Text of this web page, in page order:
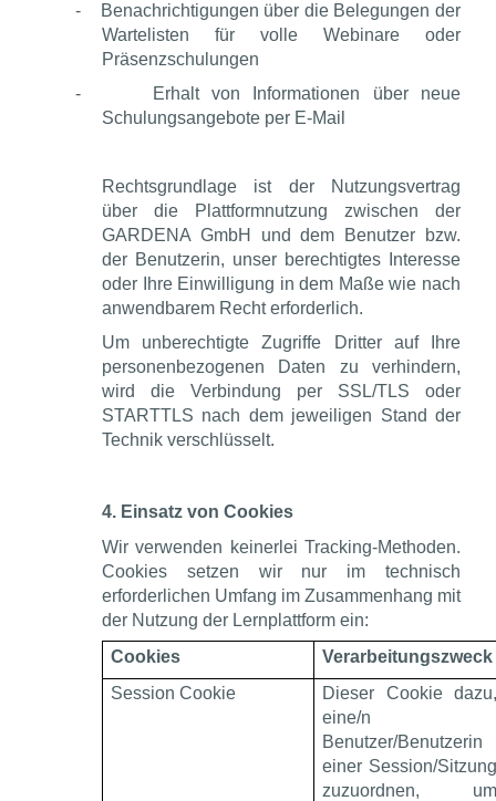
-
Benachrichtigungen über die Belegungen der
Wartelisten für volle Webinare oder
Präsenzschulungen
-
Erhalt von Informationen über neue
Schulungsangebote per E-Mail
Rechtsgrundlage ist der Nutzungsvertrag
über die Plattformnutzung zwischen der
GARDENA GmbH und dem Benutzer bzw.
der Benutzerin, unser berechtigtes Interesse
oder Ihre Einwilligung in dem Maße wie nach
anwendbarem Recht erforderlich.
Um unberechtigte Zugriffe Dritter auf Ihre
personenbezogenen Daten zu verhindern,
wird die Verbindung per SSL/TLS oder
STARTTLS nach dem jeweiligen Stand der
Technik verschlüsselt.
4. Einsatz von Cookies
Wir verwenden keinerlei Tracking-Methoden.
Cookies setzen wir nur im technisch
erforderlichen Umfang im Zusammenhang mit
der Nutzung der Lernplattform ein:
Cookies
Verarbeitungszweck
Session Cookie
Dieser Cookie dazu,
eine/n
Benutzer/Benutzerin
einer Session/Sitzung
zuzuordnen, um